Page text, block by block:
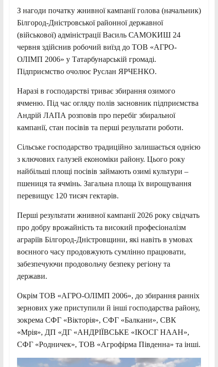
З нагоди початку жнивної кампанії голова (начальник)
Білгород-Дністровської районної державної
(військової) адміністрації Василь САМОКИШ 24
червня здійснив робочий виїзд до ТОВ «АГРО-
ОЛІМП 2006» у Татарбунарській громаді.
Підприємство очолює Руслан ЯРЧЕНКО.
Наразі в господарстві триває збирання озимого
ячменю. Під час огляду полів засновник підприємства
Андрій ЛАПА розповів про перебіг збиральної
кампанії, стан посівів та перші результати роботи.
Сільське господарство традиційно залишається однією
з ключових галузей економіки району. Цього року
найбільші площі посівів займають озимі культури –
пшениця та ячмінь. Загальна площа їх вирощування
перевищує 120 тисяч гектарів.
Перші результати жнивної кампанії 2026 року свідчать
про добру врожайність та високий професіоналізм
аграріїв Білгород-Дністровщини, які навіть в умовах
воєнного часу продовжують сумлінно працювати,
забезпечуючи продовольчу безпеку регіону та
держави.
Окрім ТОВ «АГРО-ОЛІМП 2006», до збирання ранніх
зернових уже приступили й інші господарства району,
зокрема СФГ «Вікторія», СФГ «Балкани», СВК
«Мрія», ДП «ДГ «АНДРІЇВСЬКЕ «ІКОСГ НААН»,
СФГ «Родничек», ТОВ «Агрофірма Південна» та інші.